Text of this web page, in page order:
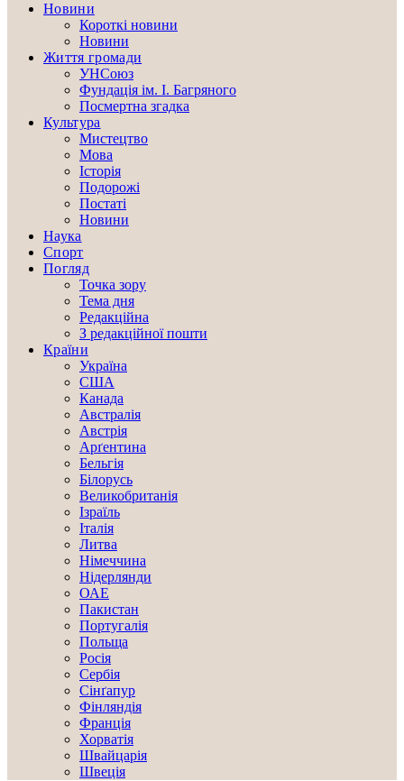
Новини
Короткі новини
Новини
Життя громади
УНСоюз
Фундація ім. І. Багряного
Посмертна згадка
Культура
Мистецтво
Мова
Історія
Подорожі
Постаті
Новини
Наука
Спорт
Погляд
Точка зору
Тема дня
Редакційна
З редакційної пошти
Країни
Україна
США
Канада
Австралія
Австрія
Арґентина
Бельгія
Білорусь
Великобританія
Ізраїль
Італія
Литва
Німеччина
Нідерлянди
ОАЕ
Пакистан
Португалія
Польща
Росія
Сербія
Сінґапур
Фінляндія
Франція
Хорватія
Швайцарія
Швеція